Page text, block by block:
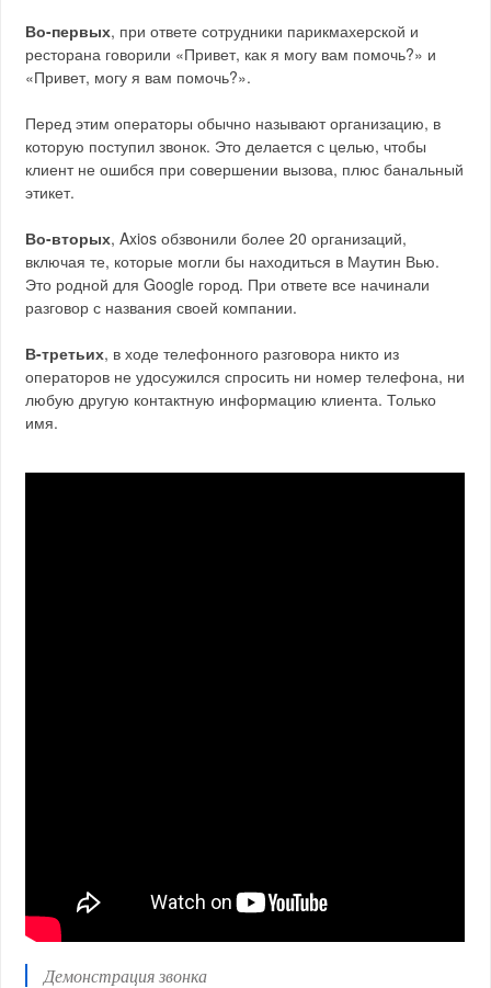
Во-первых, при ответе сотрудники парикмахерской и
ресторана говорили «Привет, как я могу вам помочь?» и
«Привет, могу я вам помочь?».
Перед этим операторы обычно называют организацию, в
которую поступил звонок. Это делается с целью, чтобы
клиент не ошибся при совершении вызова, плюс банальный
этикет.
Во-вторых, Axios обзвонили более 20 организаций,
включая те, которые могли бы находиться в Маутин Вью.
Это родной для Google город. При ответе все начинали
разговор с названия своей компании.
В-третьих, в ходе телефонного разговора никто из
операторов не удосужился спросить ни номер телефона, ни
любую другую контактную информацию клиента. Только
имя.
Демонстрация звонка